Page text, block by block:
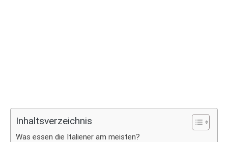
Inhaltsverzeichnis
Was essen die Italiener am meisten?